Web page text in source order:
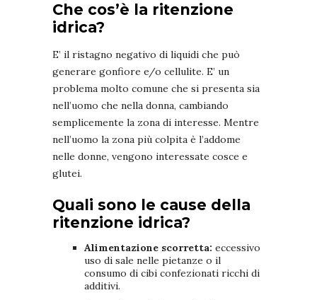
Che cos’è la ritenzione
idrica?
E’ il ristagno negativo di liquidi che può
generare gonfiore e/o cellulite. E’ un
problema molto comune che si presenta sia
nell’uomo che nella donna, cambiando
semplicemente la zona di interesse. Mentre
nell’uomo la zona più colpita è l’addome
nelle donne, vengono interessate cosce e
glutei.
Quali sono le cause della
ritenzione idrica?
Alimentazione scorretta: eccessivo
uso di sale nelle pietanze o il
consumo di cibi confezionati ricchi di
additivi.